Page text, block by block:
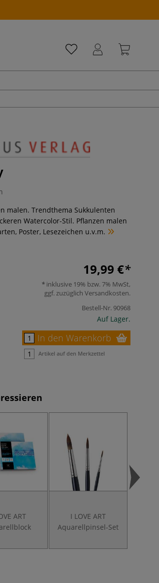
malen. Trendthema Sukkulenten
Watercolor-Stil. Pflanzen malen
Poster, Lesezeichen u.v.m.
19,99 €
inklusive 19% bzw. 7% MwSt,
ggf. zuzüglich Versandkosten.
Bestell-Nr. 90968
Auf Lager.
In den Warenkorb
Artikel auf den Merkzettel
ART
I LOVE ART
Aquarellpinsel-Set